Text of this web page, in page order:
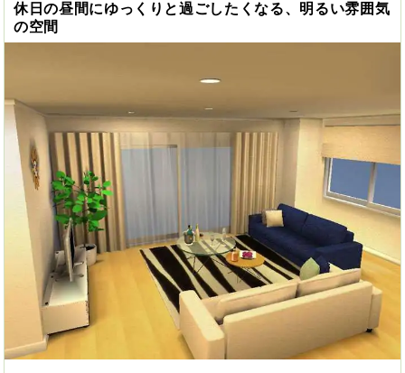
休日の昼間にゆっくりと過ごしたくなる、明るい雰囲気
の空間